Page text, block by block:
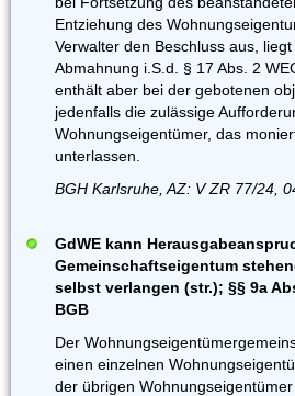
Entziehung des
Verwalter den Beschluss aus,
Abmahnung i.S.d. § 17 Abs. 2
enthält aber bei der gebotenen
jedenfalls die zulässige
Wohnungseigentümer, das
unterlassen.
BGH Karlsruhe, AZ: V ZR 77/24,
GdWE kann
Gemeinschaftseigentum
selbst verlangen (str.); §§ 9a
BGB
Der
einen einzelnen
der übrigen